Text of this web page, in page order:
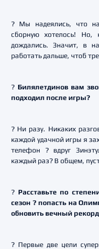
? Мы надеялись, что
сборную хотелось!
дождались. Значит, в
работать дальше, чтоб
? Билялетдинов вам
подходил после игры?
? Ни разу. Никаких
каждой удачной игры я
телефон ? вдруг
каждый раз? В общем,
? Расставьте по
сезон ? попасть на
обновить вечный
? Первые две цели